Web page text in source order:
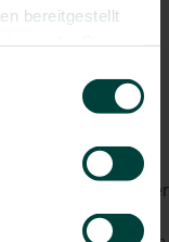
bereitgestellt
B
(> 60 J.)
Mücken/Insekten